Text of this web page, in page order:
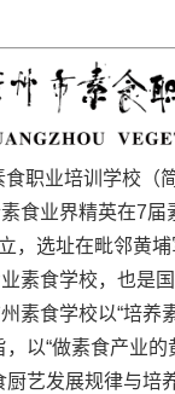
职业培训学校（
食业界精英在7届
，选址在毗邻黄
素食学校，也是
素食学校以“培养
以“做素食产业的
厨艺发展规律与培